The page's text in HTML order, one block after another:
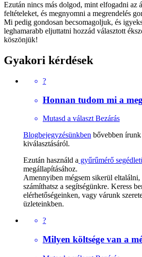
Ezután nincs más dolgod, mint elfogadni az
feltételeket, és megnyomni a megrendelés
Mi pedig gondosan becsomagoljuk, és
leghamarabb eljuttatni hozzád választott
köszönjük!
Gyakori kérdések
?
Honnan tudom mi a
Mutasd a választ Bezárás
Blogbejegyzésünkben bővebben
kiválasztásáról.
Ezután használd a gyűrűmérő
megállapításához.
Amennyiben mégsem sikerül
számíthatsz a segítségünkre. Keress
elérhetőségeinken, vagy várunk
üzleteinkben.
?
Milyen költsége van a